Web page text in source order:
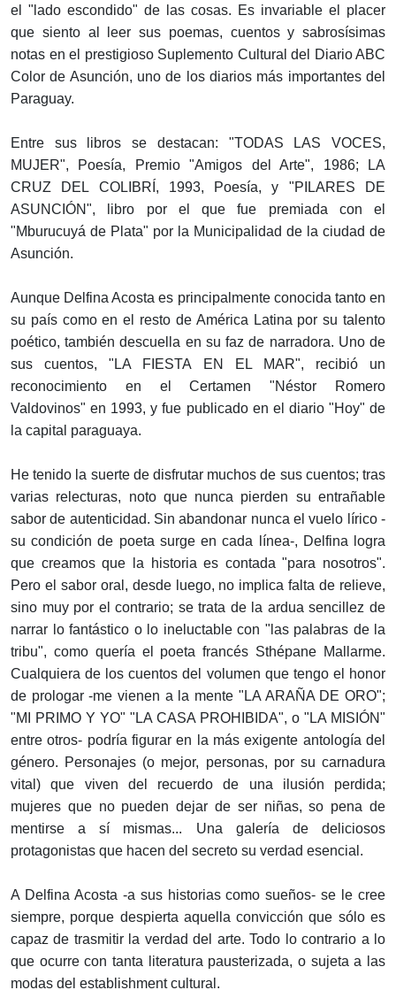
el "lado escondido" de las cosas. Es invariable el placer
que siento al leer sus poemas, cuentos y sabrosísimas
notas en el prestigioso Suplemento Cultural del Diario ABC
Color de Asunción, uno de los diarios más importantes del
Paraguay.
Entre sus libros se destacan: "TODAS LAS VOCES,
MUJER", Poesía, Premio "Amigos del Arte", 1986; LA
CRUZ DEL COLIBRÍ, 1993, Poesía, y "PILARES DE
ASUNCIÓN", libro por el que fue premiada con el
"Mburucuyá de Plata" por la Municipalidad de la ciudad de
Asunción.
Aunque Delfina Acosta es principalmente conocida tanto en
su país como en el resto de América Latina por su talento
poético, también descuella en su faz de narradora. Uno de
sus cuentos, "LA FIESTA EN EL MAR", recibió un
reconocimiento en el Certamen "Néstor Romero
Valdovinos" en 1993, y fue publicado en el diario "Hoy" de
la capital paraguaya.
He tenido la suerte de disfrutar muchos de sus cuentos; tras
varias relecturas, noto que nunca pierden su entrañable
sabor de autenticidad. Sin abandonar nunca el vuelo lírico -
su condición de poeta surge en cada línea-, Delfina logra
que creamos que la historia es contada "para nosotros".
Pero el sabor oral, desde luego, no implica falta de relieve,
sino muy por el contrario; se trata de la ardua sencillez de
narrar lo fantástico o lo ineluctable con "las palabras de la
tribu", como quería el poeta francés Sthépane Mallarme.
Cualquiera de los cuentos del volumen que tengo el honor
de prologar -me vienen a la mente "LA ARAÑA DE ORO";
"MI PRIMO Y YO" "LA CASA PROHIBIDA", o "LA MISIÓN"
entre otros- podría figurar en la más exigente antología del
género. Personajes (o mejor, personas, por su carnadura
vital) que viven del recuerdo de una ilusión perdida;
mujeres que no pueden dejar de ser niñas, so pena de
mentirse a sí mismas... Una galería de deliciosos
protagonistas que hacen del secreto su verdad esencial.
A Delfina Acosta -a sus historias como sueños- se le cree
siempre, porque despierta aquella convicción que sólo es
capaz de trasmitir la verdad del arte. Todo lo contrario a lo
que ocurre con tanta literatura pausterizada, o sujeta a las
modas del establishment cultural.